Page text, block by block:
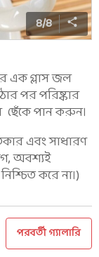
8/8
এক গ্লাস জল
পর পরিষ্কার
পান করুন।
এবং সাধারণ
অবশ্যই
করে না।)
পরবর্তী গ্যালারি